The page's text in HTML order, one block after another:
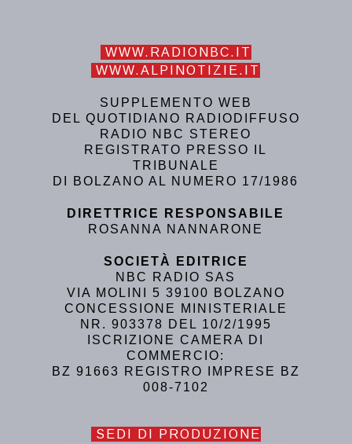
WWW.RADIONBC.IT
WWW.ALPINOTIZIE.IT
SUPPLEMENTO WEB
DEL QUOTIDIANO RADIODIFFUSO
RADIO NBC STEREO
REGISTRATO PRESSO IL
TRIBUNALE
DI BOLZANO AL NUMERO 17/1986
DIRETTRICE RESPONSABILE
ROSANNA NANNARONE
SOCIETÀ EDITRICE
NBC RADIO SAS
VIA MOLINI 5 39100 BOLZANO
CONCESSIONE MINISTERIALE
NR. 903378 DEL 10/2/1995
ISCRIZIONE CAMERA DI
COMMERCIO:
BZ 91663 REGISTRO IMPRESE BZ
008-7102
SEDI DI PRODUZIONE